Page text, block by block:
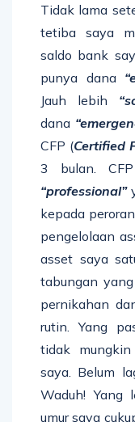
Tidak lama
tetiba saya
saldo bank
punya dana
Jauh lebih
dana
CFP (Certified
3 bulan.
“professional”
kepada
pengelolaan
asset saya
tabungan
pernikahan
rutin. Yang
tidak
saya. Belum
Waduh! Yang
umur saya